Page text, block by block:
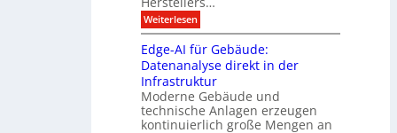
o
g
e
s
g
m
i
t
A
n
s
e
s
A
u
s
b
i
x
p
o
M
ü
n
c
h
e
n
Weiterlesen:
S
m
a
r
t
e
r
T
a
Edge-AI für Gebäude:
Datenanalyse direkt in der
Infrastruktur
Moderne Gebäude und
technische Anlagen erzeugen
kontinuierlich große Mengen an